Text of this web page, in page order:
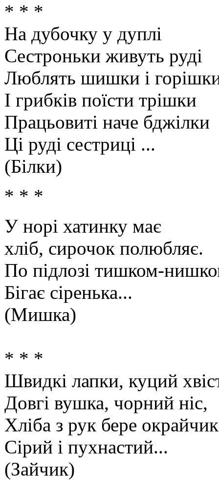
* * *
На дубочку у дуплі
Сестроньки живуть руді
Люблять шишки і
І грибків поїсти трішки
Працьовиті наче бджілки
Ці руді сестриці ...
(Білки)
* * *
У норі хатинку має
хліб, сирочок полюбляє.
По підлозі тишком-
Бігає сіренька...
(Мишка)
* * *
Швидкі лапки, куций
Довгі вушка, чорний ніс,
Хліба з рук бере окрайчик
Сірий і пухнастий...
(Зайчик)